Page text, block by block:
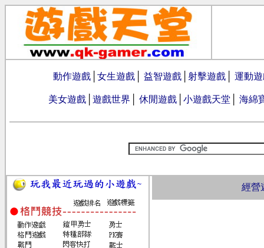
動作遊戲 女生遊戲 益智遊戲 射擊遊戲 運動
美女遊戲 遊戲世界 休閒遊戲 小遊戲天堂 海綿
經營